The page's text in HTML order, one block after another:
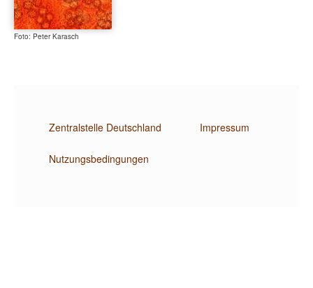
Foto: Peter Karasch
Zentralstelle Deutschland Impressum
Nutzungsbedingungen